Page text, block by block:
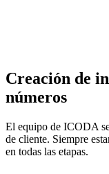
Creación de
números
El equipo de ICODA
de cliente. Siempre
en todas las etapas.